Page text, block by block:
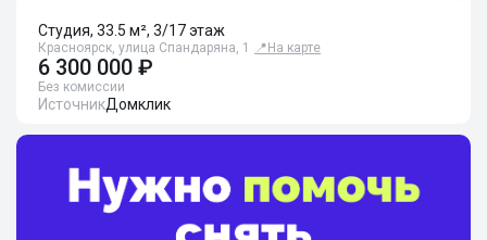
Студия, 33.5 м², 3/17 этаж
Красноярск, улица Спандаряна, 1 📍 На карте
6 300 000 ₽
Без комиссии
ИсточникДомклик